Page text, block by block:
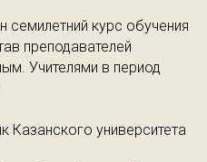
семилетний курс обучения
преподавателей
Учителями в период
Казанского университета